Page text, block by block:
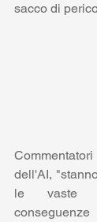
sacco di
dell'AI,
le vaste